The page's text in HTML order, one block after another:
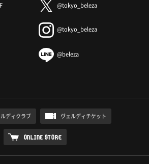
@tokyo_beleza
@tokyo_beleza
@beleza
ディクラブ ヴェルディチケット
ONLINE STORE